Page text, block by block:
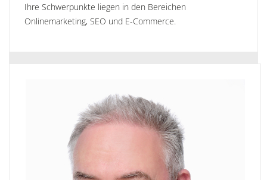
Ihre Schwerpunkte liegen in den Bereichen
Onlinemarketing, SEO und E-Commerce.